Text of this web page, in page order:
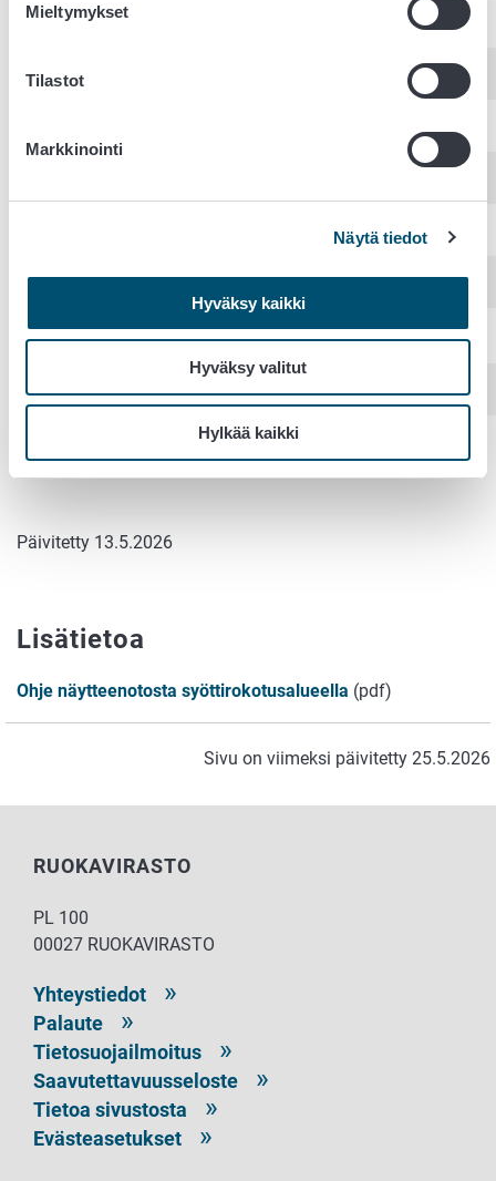
Mieltymykset
Tilastot
Markkinointi
Näytä tiedot
Hyväksy kaikki
Hyväksy valitut
Hylkää kaikki
Joensuu
Keski-Karjala
Savonlinna
Sulkava
Kerimäki
16
Päivitetty 13.5.2026
Lisätietoa
Ohje näytteenotosta syöttirokotusalueella (pdf)
Sivu on viimeksi päivitetty 25.5.2026
RUOKAVIRASTO
PL 100
00027 RUOKAVIRASTO
Yhteystiedot
Palaute
Tietosuojailmoitus
Saavutettavuusseloste
Tietoa sivustosta
Evästeasetukset